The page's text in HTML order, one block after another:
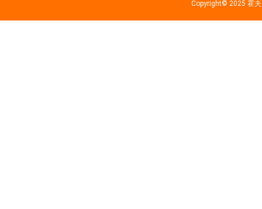
Copyright© 2025 霍